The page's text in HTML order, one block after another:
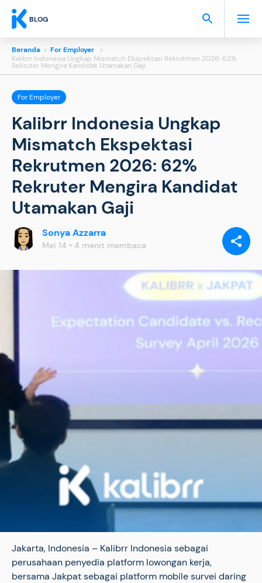
BLOG
Beranda > For Employer >
Kalibrr Indonesia Ungkap Mismatch Ekspektasi Rekrutmen 2026: 62%
Rekruter Mengira Kandidat Utamakan Gaji
For Employer
Kalibrr Indonesia Ungkap
Mismatch Ekspektasi
Rekrutmen 2026: 62%
Rekruter Mengira Kandidat
Utamakan Gaji
Sonya Azzarra
Mei 14 • 4 menit membaca
BAGIKAN
VIA:
Jakarta, Indonesia – Kalibrr Indonesia sebagai
perusahaan penyedia platform lowongan kerja,
bersama Jakpat sebagai platform mobile survei daring